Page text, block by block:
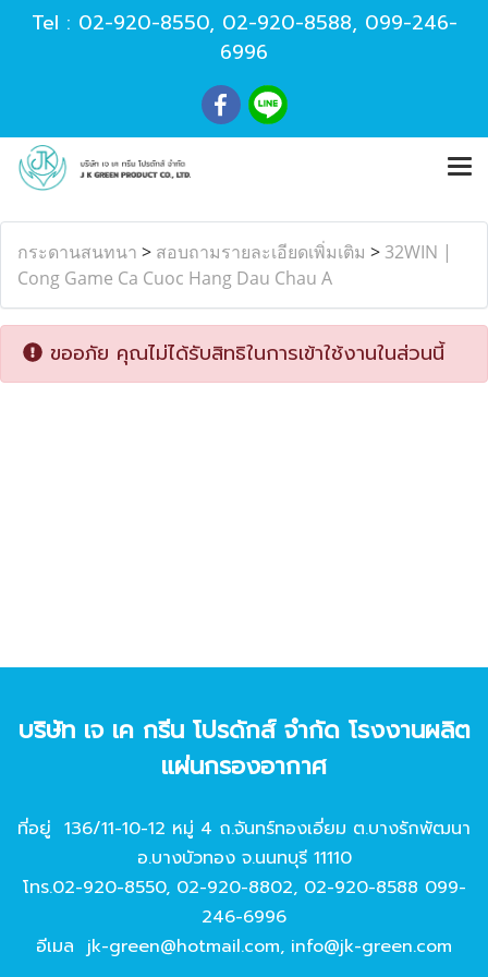
Tel : 02-920-8550, 02-920-8588, 099-246-
6996
กระดานสนทนา > สอบถามรายละเอียดเพิ่มเติม > 32WIN |
Cong Game Ca Cuoc Hang Dau Chau A
ขออภัย คุณไม่ได้รับสิทธิในการเข้าใช้งานในส่วนนี้
บริษัท เจ เค กรีน โปรดักส์ จํากัด โรงงานผลิต
แผ่นกรองอากาศ
ที่อยู่ 136/11-10-12 หมู่ 4 ถ.จันทร์ทองเอี่ยม ต.บางรักพัฒนา
อ.บางบัวทอง จ.นนทบุรี 11110
โทร.02-920-8550, 02-920-8802, 02-920-8588 099-
246-6996
อีเมล jk-green@hotmail.com, info@jk-green.com